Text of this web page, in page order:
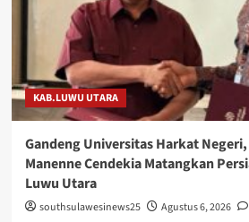
KAB.LUWU UTARA
Gandeng Universitas Harkat Negeri,
Manenne Cendekia Matangkan
Luwu Utara
southsulawesinews25 Agustus 6, 2026